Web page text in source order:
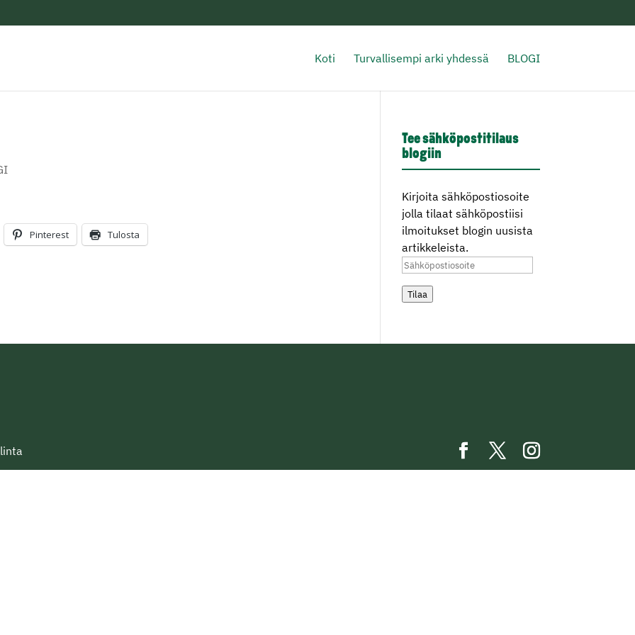
Koti Turvallisempi arki yhdessä BLOGI
Pinterest Tulosta
Tee sähköpostitilaus
blogiin
Kirjoita sähköpostiosoite
jolla tilaat sähköpostiisi
ilmoitukset blogin uusista
artikkeleista.
Sähköpostiosoite
Tilaa